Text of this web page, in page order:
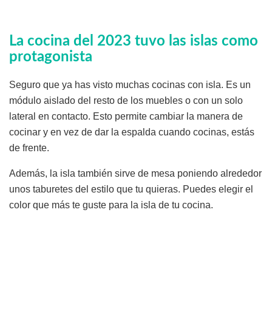
La cocina del 2023 tuvo las islas como
protagonista
Seguro que ya has visto muchas cocinas con isla. Es un
módulo aislado del resto de los muebles o con un solo
lateral en contacto. Esto permite cambiar la manera de
cocinar y en vez de dar la espalda cuando cocinas, estás
de frente.
Además, la isla también sirve de mesa poniendo alrededor
unos taburetes del estilo que tu quieras. Puedes elegir el
color que más te guste para la isla de tu cocina.